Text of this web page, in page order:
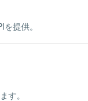
提供。
す。